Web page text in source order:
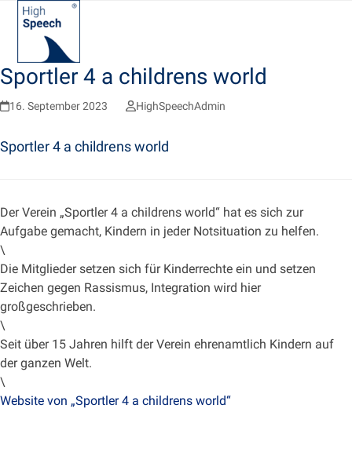
SkipOpen
mobile
menu
Close
mobile
menu
Sportler 4 a childrens world
16. September 2023 HighSpeechAdmin
Sportler 4 a childrens world
Der Verein „Sportler 4 a childrens world“ hat es sich zur
Aufgabe gemacht, Kindern in jeder Notsituation zu helfen.
\
Die Mitglieder setzen sich für Kinderrechte ein und setzen
Zeichen gegen Rassismus, Integration wird hier
großgeschrieben.
\
Seit über 15 Jahren hilft der Verein ehrenamtlich Kindern auf
der ganzen Welt.
\
Website von „Sportler 4 a childrens world“